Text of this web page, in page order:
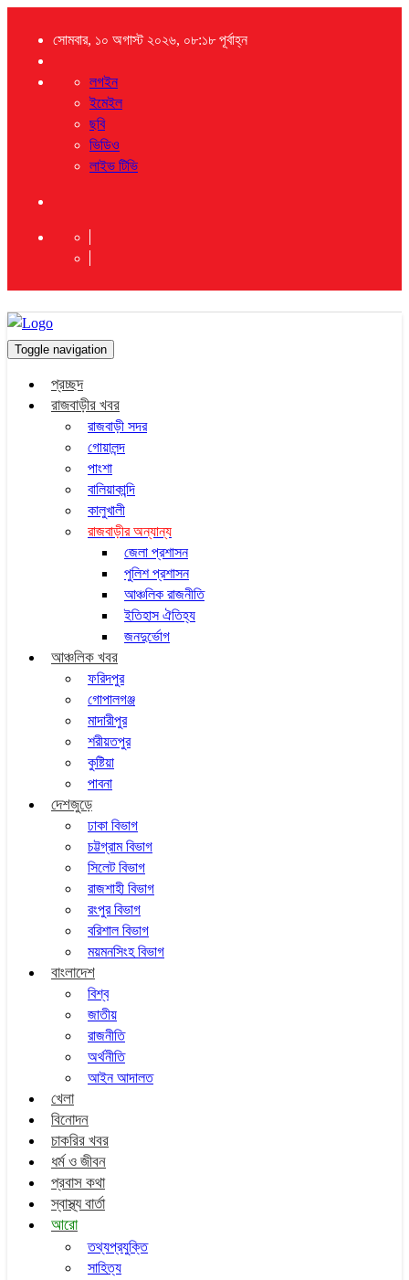
সোমবার, ১০ অগাস্ট ২০২৬, ০৮:১৮ পূর্বাহ্ন
লগইন
ইমেইল
ছবি
ভিডিও
লাইভ টিভি
Toggle navigation
প্রচ্ছদ
রাজবাড়ীর খবর
রাজবাড়ী সদর
গোয়ালন্দ
পাংশা
বালিয়াকান্দি
কালুখালী
রাজবাড়ীর অন্যান্য
জেলা প্রশাসন
পুলিশ প্রশাসন
আঞ্চলিক রাজনীতি
ইতিহাস ঐতিহ্য
জনদুর্ভোগ
আঞ্চলিক খবর
ফরিদপুর
গোপালগঞ্জ
মাদারীপুর
শরীয়তপুর
কুষ্টিয়া
পাবনা
দেশজুড়ে
ঢাকা বিভাগ
চট্টগ্রাম বিভাগ
সিলেট বিভাগ
রাজশাহী বিভাগ
রংপুর বিভাগ
বরিশাল বিভাগ
ময়মনসিংহ বিভাগ
বাংলাদেশ
বিশ্ব
জাতীয়
রাজনীতি
অর্থনীতি
আইন আদালত
খেলা
বিনোদন
চাকরির খবর
ধর্ম ও জীবন
প্রবাস কথা
স্বাস্থ্য বার্তা
আরো
তথ্যপ্রযুক্তি
সাহিত্য